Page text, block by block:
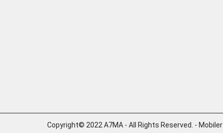
Copyright© 2022 A7MA - All Rights Reserved. - Mobiler